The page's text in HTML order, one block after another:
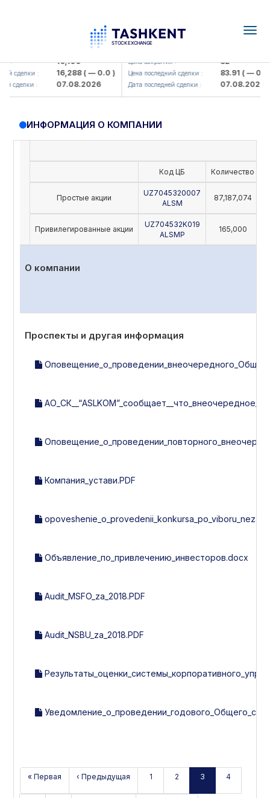
: 16,100
сделки : 16,288( — 0.0 )
сделки : 07.08.2026
KFSK (<Kafolat sug'urta
Цена закрытия : 82
Цена последний сделки : 83.91( — 0.0 )
Дата последней сделки : 07.08.2026
ИНФОРМАЦИЯ О КОМПАНИИ
Код ЦБ Количество
Простые акции
UZ7045320007
ALSM
87,187,074
Привилегированные акции
UZ704532K019
ALSMP
165,000
О компании
Проспекты и другая информация
Компания_устави.PDF
Объявление_по_привлечению_инвесторов.docx
Audit_MSFO_za_2018.PDF
Audit_NSBU_za_2018.PDF
« Первая ‹ Предыдущая 1 2 3 4